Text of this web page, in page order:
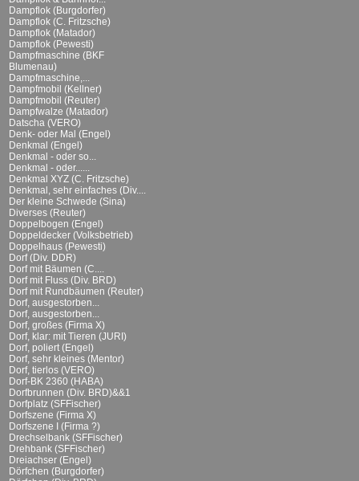
Dampflok (Burgdorfer)
Dampflok (C. Fritzsche)
Dampflok (Matador)
Dampflok (Pewesti)
Dampfmaschine (BKF
Blumenau)
Dampfmaschine,...
Dampfmobil (Kellner)
Dampfmobil (Reuter)
Dampfwalze (Matador)
Datscha (VERO)
Denk- oder Mal (Engel)
Denkmal (Engel)
Denkmal - oder so...
Denkmal - oder......
Denkmal XYZ (C. Fritzsche)
Denkmal, sehr einfaches (Div....
Der kleine Schwede (Sina)
Diverses (Reuter)
Doppelbogen (Engel)
Doppeldecker (Volksbetrieb)
Doppelhaus (Pewesti)
Dorf (Div. DDR)
Dorf mit Bäumen (C....
Dorf mit Fluss (Div. BRD)
Dorf mit Rundbäumen (Reuter)
Dorf, ausgestorben...
Dorf, ausgestorben...
Dorf, großes (Firma X)
Dorf, klar: mit Tieren (JURI)
Dorf, poliert (Engel)
Dorf, sehr kleines (Mentor)
Dorf, tierlos (VERO)
Dorf-BK 2360 (HABA)
Dorfbrunnen (Div. BRD)&&1
Dorfplatz (SFFischer)
Dorfszene (Firma X)
Dorfszene I (Firma ?)
Drechselbank (SFFischer)
Drehbank (SFFischer)
Dreiachser (Engel)
Dörfchen (Burgdorfer)